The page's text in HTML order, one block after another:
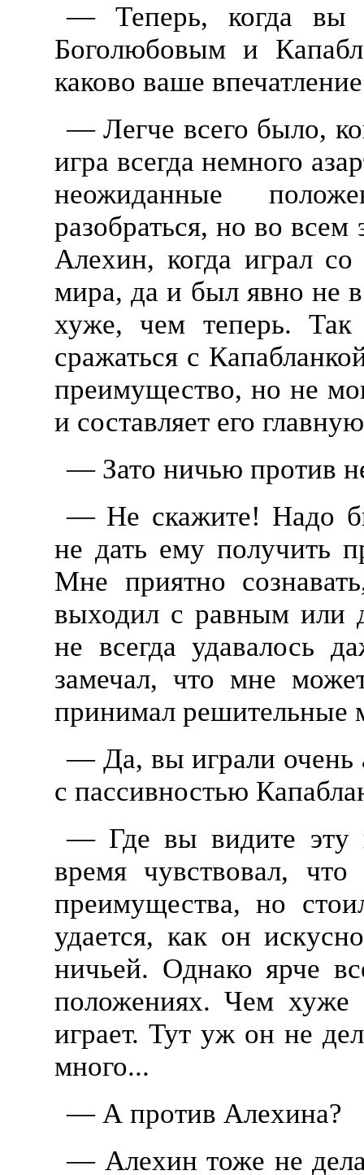
— Теперь, когда вы
Боголюбовым и
каково ваше
— Легче всего было,
игра всегда немного
неожиданные
разобраться, но во всем
Алехин, когда играл
мира, да и был явно не
хуже, чем теперь.
сражаться с
преимущество, но не
и составляет его
— Зато ничью против
— Не скажите! Надо
не дать ему получить
Мне приятно
выходил с равным или
не всегда удавалось
замечал, что мне
принимал решительные
— Да, вы играли очень
с пассивностью
— Где вы видите эту
время чувствовал,
преимущества, но
удается, как он
ничьей. Однако ярче
положениях. Чем хуже
играет. Тут уж он не
много...
— А против Алехина?
— Алехин тоже не